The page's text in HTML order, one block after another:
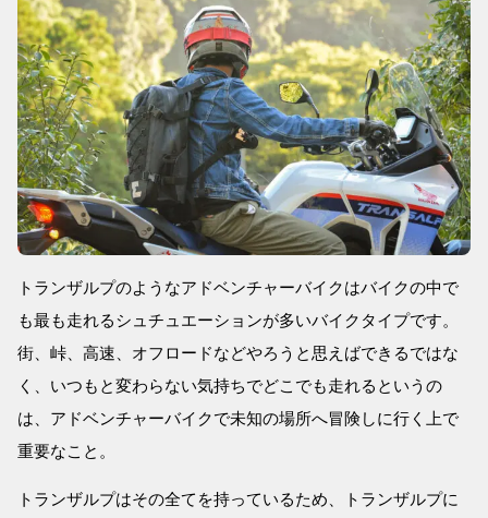
トランザルプのようなアドベンチャーバイクはバイクの中で
も最も走れるシュチュエーションが多いバイクタイプです。
街、峠、高速、オフロードなどやろうと思えばできるではな
く、いつもと変わらない気持ちでどこでも走れるというの
は、アドベンチャーバイクで未知の場所へ冒険しに行く上で
重要なこと。
トランザルプはその全てを持っているため、トランザルプに